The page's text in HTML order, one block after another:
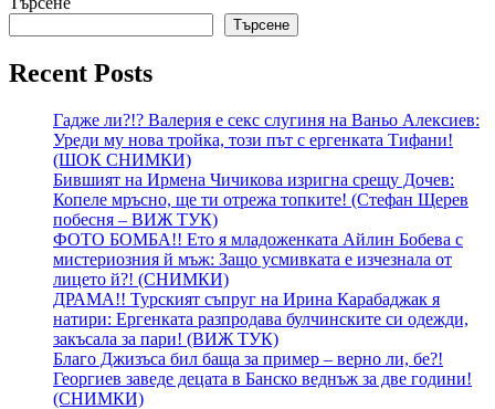
Търсене
Recent Posts
Гадже ли?!? Валерия е секс слугиня на Ваньо Алексиев:
Уреди му нова тройка, този път с ергенката Тифани!
(ШОК СНИМКИ)
Бившият на Ирмена Чичикова изригна срещу Дочев:
Копеле мръсно, ще ти отрежа топките! (Стефан Щерев
побесня – ВИЖ ТУК)
ФОТО БОМБА!! Ето я младоженката Айлин Бобева с
мистериозния й мъж: Защо усмивката е изчезнала от
лицето й?! (СНИМКИ)
ДРАМА!! Турският съпруг на Ирина Карабаджак я
натири: Ергенката разпродава булчинските си одежди,
закъсала за пари! (ВИЖ ТУК)
Благо Джизъса бил баща за пример – верно ли, бе?!
Георгиев заведе децата в Банско веднъж за две години!
(СНИМКИ)